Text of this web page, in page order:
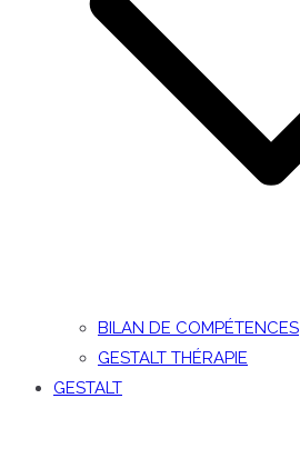
BILAN DE COMPÉTENCES
GESTALT THÉRAPIE
GESTALT